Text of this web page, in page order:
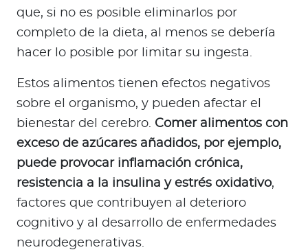
que, si no es posible eliminarlos por
completo de la dieta, al menos se debería
hacer lo posible por limitar su ingesta.
Estos alimentos tienen efectos negativos
sobre el organismo, y pueden afectar el
bienestar del cerebro. Comer alimentos con
exceso de azúcares añadidos, por ejemplo,
puede provocar inflamación crónica,
resistencia a la insulina y estrés oxidativo,
factores que contribuyen al deterioro
cognitivo y al desarrollo de enfermedades
neurodegenerativas.